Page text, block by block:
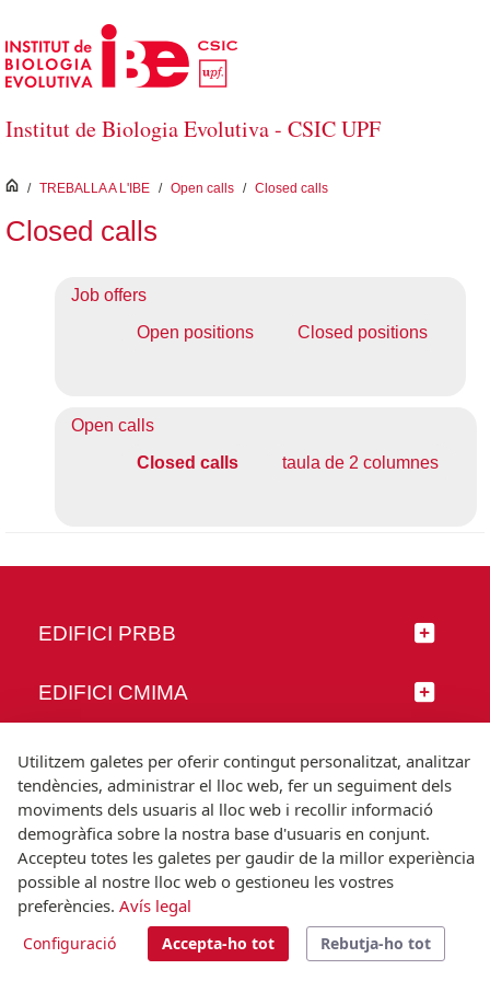
Salta al contingut principal
Institut de Biologia Evolutiva - CSIC UPF
inici
/ TREBALLA A L'IBE / Open calls / Closed calls
Closed calls
Job offers
Open positions
Closed positions
Open calls
Closed calls
taula de 2 columnes
EDIFICI PRBB
EDIFICI CMIMA
SEGUEIX-NOS
© Universitat Pompeu Fabra
Barcelona
T.(+34) 93 542 20 00
Utilitzem galetes per oferir contingut personalitzat, analitzar
tendències, administrar el lloc web, fer un seguiment dels
moviments dels usuaris al lloc web i recollir informació
demogràfica sobre la nostra base d'usuaris en conjunt.
Accepteu totes les galetes per gaudir de la millor experiència
possible al nostre lloc web o gestioneu les vostres
preferències. Avís legal
Configuració Accepta-ho tot Rebutja-ho tot